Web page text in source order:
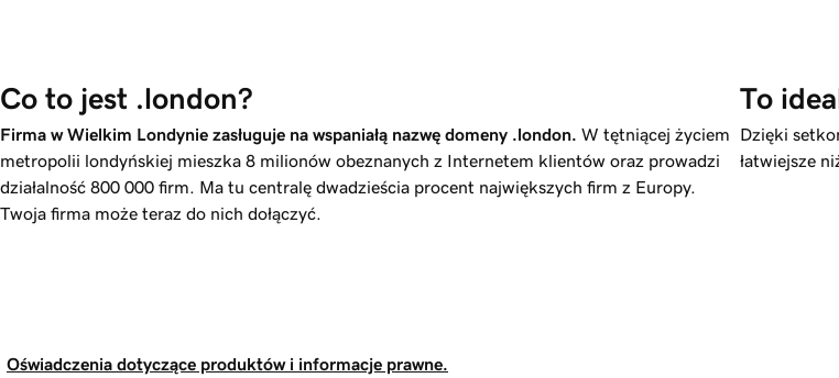
Co to jest .london?
Firma w Wielkim Londynie zasługuje na wspaniałą nazwę domeny .london. W tętniącej życiem
metropolii londyńskiej mieszka 8 milionów obeznanych z Internetem klientów oraz prowadzi
działalność 800 000 firm. Ma tu centralę dwadzieścia procent największych firm z Europy.
Twoja firma może teraz do nich dołączyć.
To
Dzięki
łatwiejsze
Oświadczenia dotyczące produktów i informacje prawne.